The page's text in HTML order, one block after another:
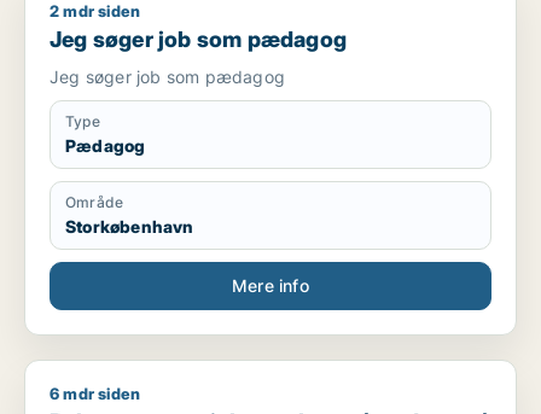
Jeg søger job som pædagog
2 mdr siden
Jeg søger job som pædagog
Jeg søger job som pædagog
Type
Pædagog
Område
Storkøbenhavn
Mere info
Rebecca søger job som lærer / pædagog /
6 mdr siden